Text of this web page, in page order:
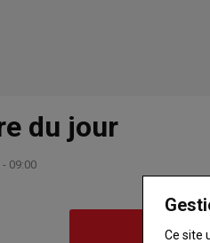
du jour
09:00
Ce site